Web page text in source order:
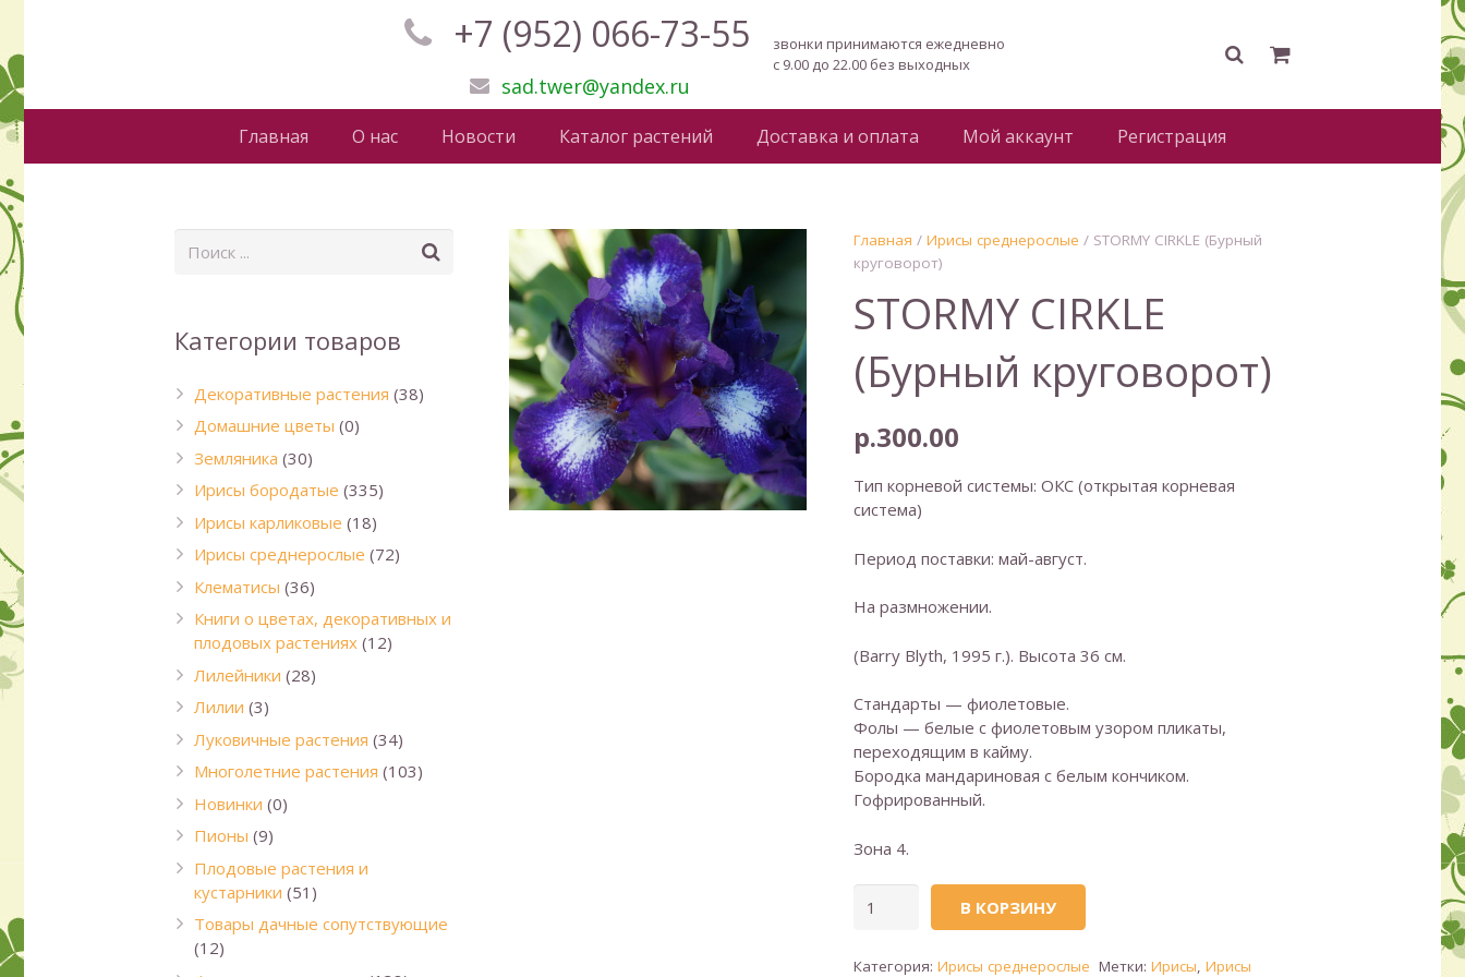
+7 (952) 066-73-55
sad.twer@yandex.ru
звонки принимаются ежедневно
с 9.00 до 22.00 без выходных
Главная О нас Новости Каталог растений Доставка и оплата Мой аккаунт Регистрация
Главная / Ирисы среднерослые / STORMY CIRKLE (Бурный
круговорот)
STORMY CIRKLE
(Бурный круговорот)
р.300.00
Тип корневой системы: ОКС (открытая корневая
система)
Период поставки: май-август.
На размножении.
(Barry Blyth, 1995 г.). Высота 36 см.
Стандарты — фиолетовые.
Фолы — белые с фиолетовым узором пликаты,
переходящим в кайму.
Бородка мандариновая с белым кончиком.
Гофрированный.
Зона 4.
Количество
товара
CIRKLE
В КОРЗИНУ
Категория: Ирисы среднерослые Метки:Ирисы ,Ирисы
Категории товаров
Декоративные растения (38)
Домашние цветы (0)
Земляника (30)
Ирисы бородатые (335)
Ирисы карликовые (18)
Ирисы среднерослые (72)
Клематисы (36)
Книги о цветах, декоративных и
плодовых растениях (12)
Лилейники (28)
Лилии (3)
Луковичные растения (34)
Многолетние растения (103)
Новинки (0)
Пионы (9)
Плодовые растения и
кустарники (51)
Товары дачные сопутствующие
(12)